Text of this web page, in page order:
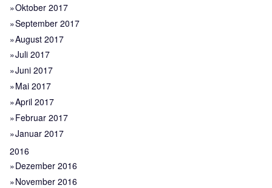
Oktober 2017
September 2017
August 2017
Juli 2017
Juni 2017
Mai 2017
April 2017
Februar 2017
Januar 2017
2016
Dezember 2016
November 2016